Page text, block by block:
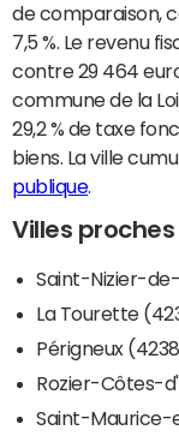
de comparaison,
7,5 %. Le revenu
contre 29 464
commune de la
29,2 % de taxe
biens. La ville
publique.
Villes
Saint-Nizier-
La Tourette
Périgneux
Rozier-Côtes-
Saint-Maurice-